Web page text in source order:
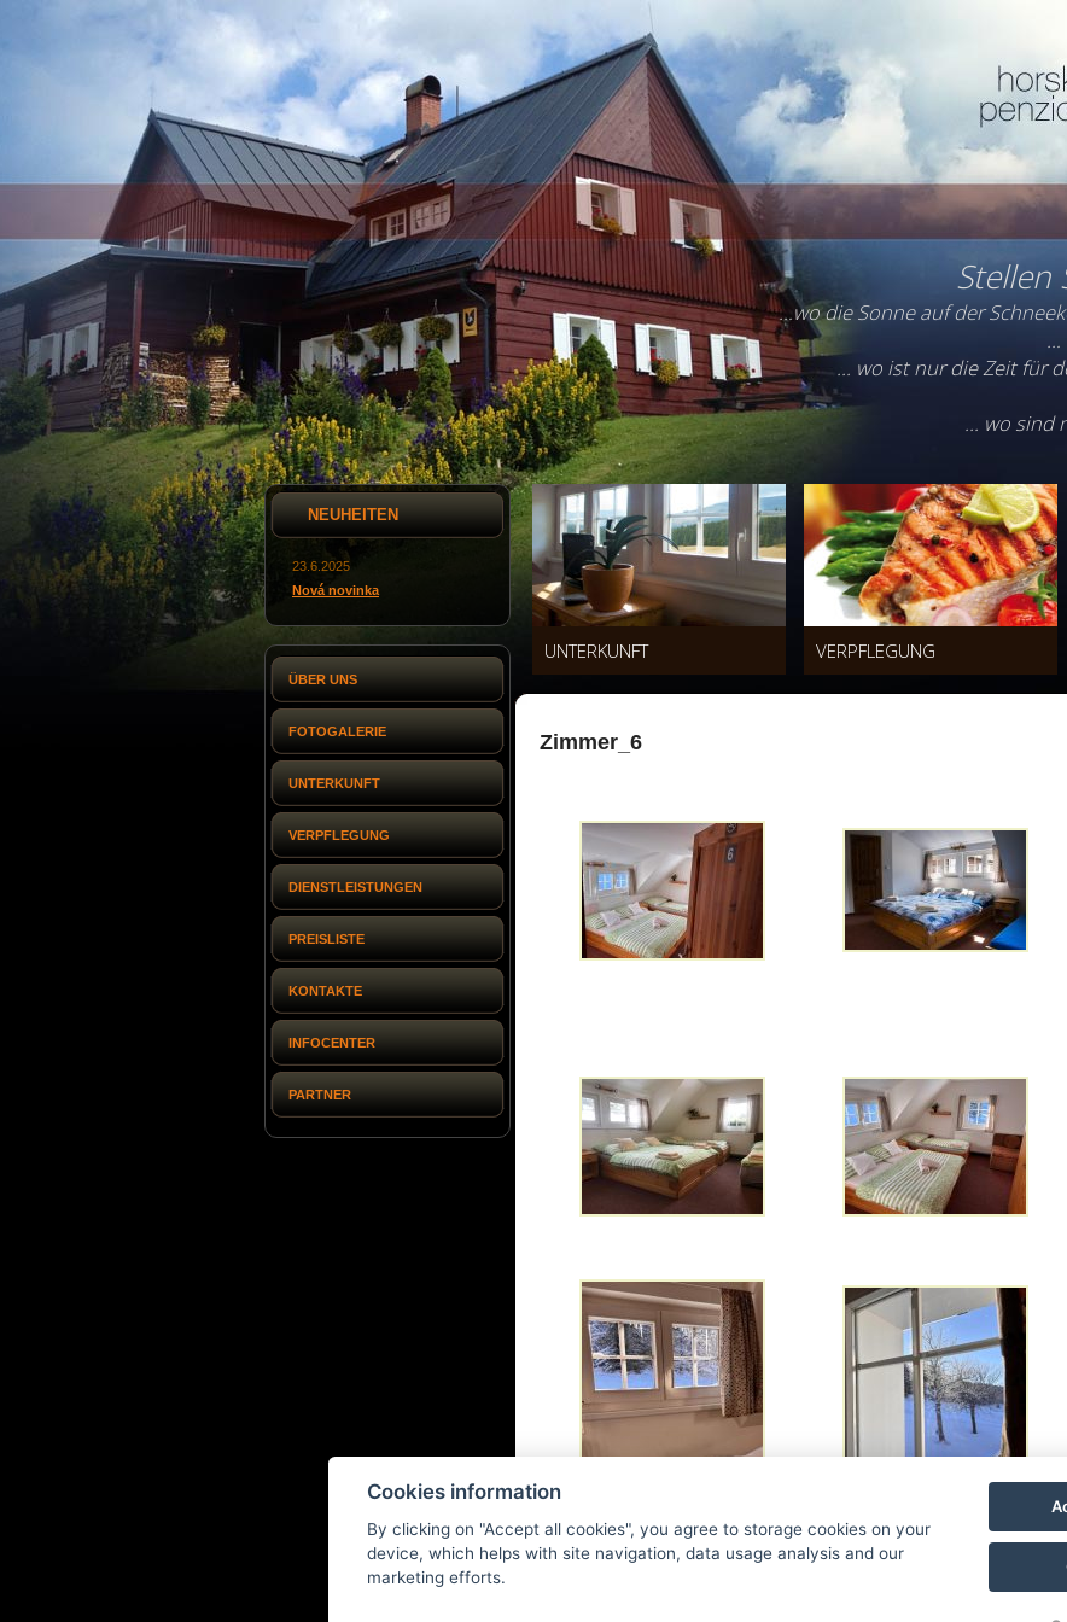
Stellen
…wo die Sonne auf der
…
... wo ist nur die Zeit für
... wo sind
NEUHEITEN
23.6.2025
Nová novinka
ÜBER UNS
FOTOGALERIE
UNTERKUNFT
VERPFLEGUNG
DIENSTLEISTUNGEN
PREISLISTE
KONTAKTE
INFOCENTER
PARTNER
UNTERKUNFT VERPFLEGUNG
Zimmer_6
Zurück zur Liste der Fotogalerien
Cookies information
By clicking on "Accept all cookies", you agree to storage cookies on your
device, which helps with site navigation, data usage analysis and our
marketing efforts.